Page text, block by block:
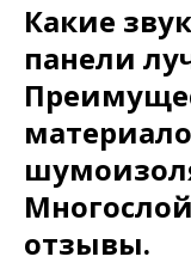
Какие
панели
отзывы.